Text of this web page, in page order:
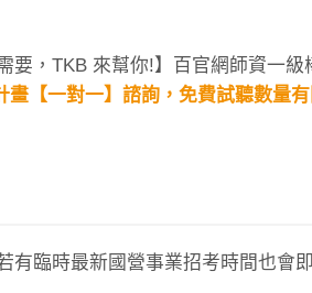
要，TKB 來幫你!】百官網師資一級
畫【一對一】諮詢，免費試聽數量
臨時最新國營事業招考時間也會